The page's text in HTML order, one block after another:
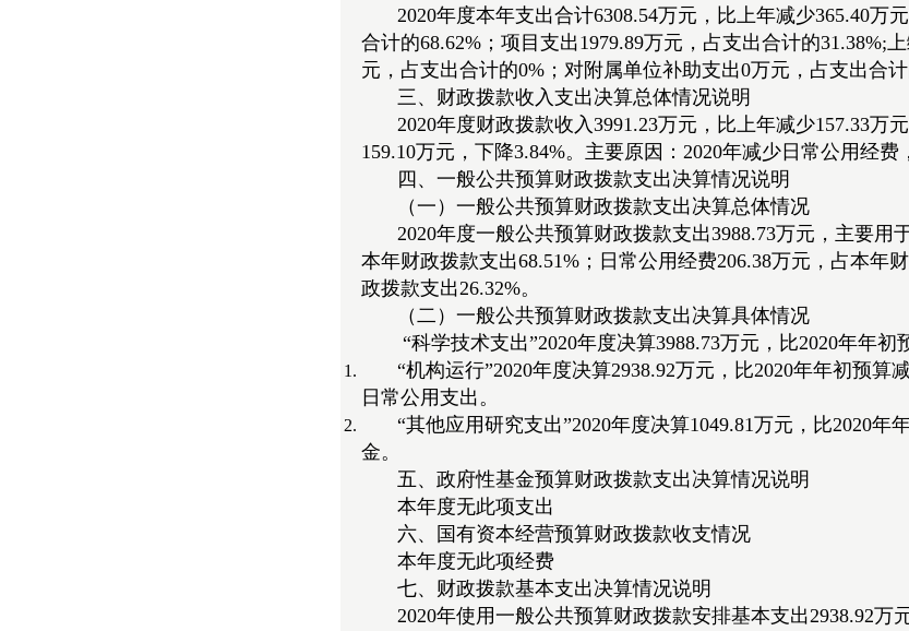
2020年度本年支出合计6308.54万元，比上年减少365.40万
合计的68.62%；项目支出1979.89万元，占支出合计的31.38%;
元，占支出合计的0%；对附属单位补助支出0万元，占支出合计
三、财政拨款收入支出决算总体情况说明
2020年度财政拨款收入3991.23万元，比上年减少157.33万
159.10万元，下降3.84%。主要原因：2020年减少日常公用经
四、一般公共预算财政拨款支出决算情况说明
（一）一般公共预算财政拨款支出决算总体情况
2020年度一般公共预算财政拨款支出3988.73万元，主要用
本年财政拨款支出68.51%；日常公用经费206.38万元，占本年
政拨款支出26.32%。
（二）一般公共预算财政拨款支出决算具体情况
“科学技术支出”2020年度决算3988.73万元，比2020年年初
“机构运行”2020年度决算2938.92万元，比2020年年初预
日常公用支出。
“其他应用研究支出”2020年度决算1049.81万元，比2020
金。
五、政府性基金预算财政拨款支出决算情况说明
本年度无此项支出
六、国有资本经营预算财政拨款收支情况
本年度无此项经费
七、财政拨款基本支出决算情况说明
2020年使用一般公共预算财政拨款安排基本支出2938.92